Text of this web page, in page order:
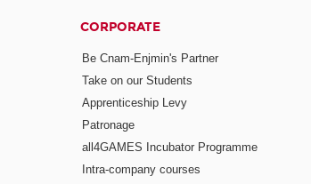
CORPORATE
Be Cnam-Enjmin's Partner
Take on our Students
Apprenticeship Levy
Patronage
all4GAMES Incubator Programme
Intra-company courses